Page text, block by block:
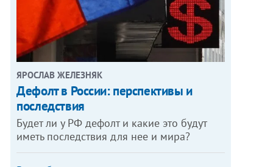
ЯРОСЛАВ ЖЕЛЕЗНЯК
Дефолт в России: перспективы и
последствия
Будет ли у РФ дефолт и какие это будут
иметь последствия для нее и мира?